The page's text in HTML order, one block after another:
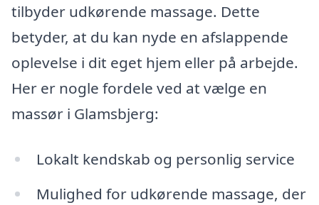
tilbyder udkørende massage. Dette
betyder, at du kan nyde en afslappende
oplevelse i dit eget hjem eller på arbejde.
Her er nogle fordele ved at vælge en
massør i Glamsbjerg:
Lokalt kendskab og personlig service
Mulighed for udkørende massage, der